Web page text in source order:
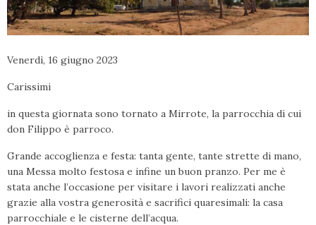
Venerdì, 16 giugno 2023
Carissimi
in questa giornata sono tornato a Mirrote, la parrocchia di cui
don Filippo è parroco.
Grande accoglienza e festa: tanta gente, tante strette di mano,
una Messa molto festosa e infine un buon pranzo. Per me è
stata anche l’occasione per visitare i lavori realizzati anche
grazie alla vostra generosità e sacrifici quaresimali: la casa
parrocchiale e le cisterne dell’acqua.